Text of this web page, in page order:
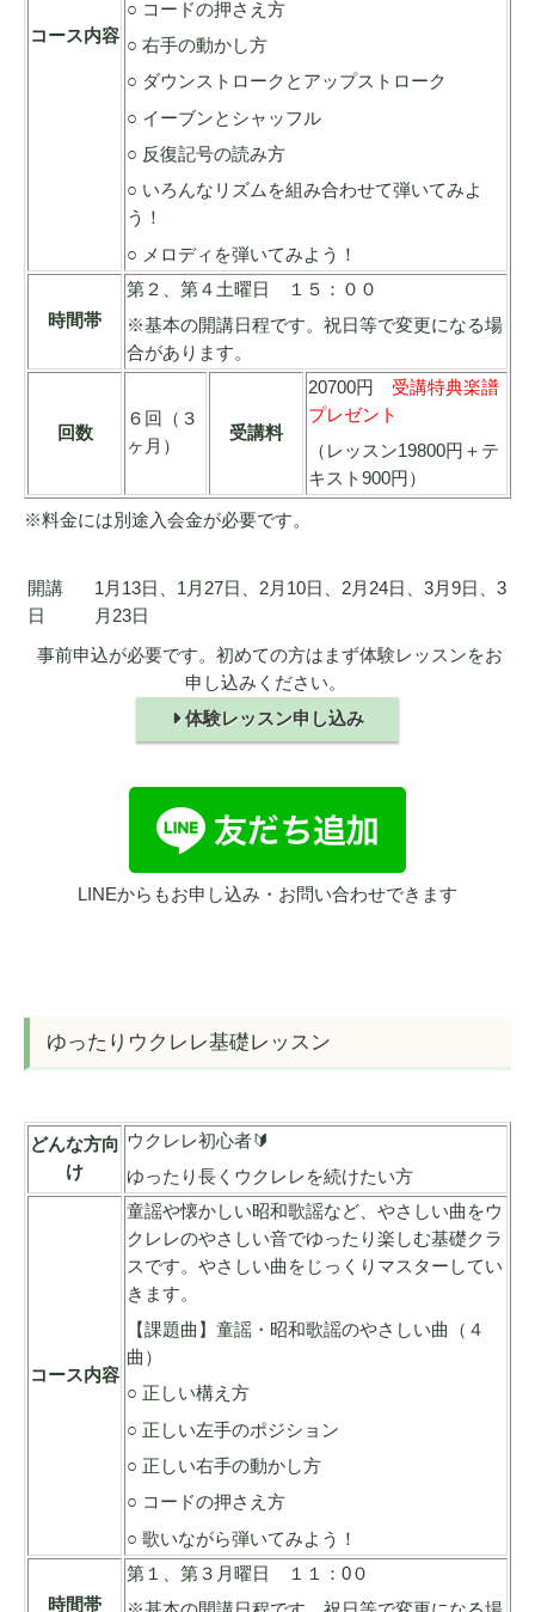
コース内容
○ コードの押さえ方
○ 右手の動かし方
○ ダウンストロークとアップストローク
○ イーブンとシャッフル
○ 反復記号の読み方
○ いろんなリズムを組み合わせて弾いてみよ
う！
○ メロディを弾いてみよう！
時間帯
第２、第４土曜日 １５：００
※基本の開講日程です。祝日等で変更になる場
合があります。
回数
６回（３
ヶ月）
受講料
20700円 受講特典楽譜
プレゼント
（レッスン19800円＋テ
キスト900円）
※料金には別途入会金が必要です。
開講
日
1月13日、1月27日、2月10日、2月24日、3月9日、3
月23日
事前申込が必要です。初めての方はまず体験レッスンをお
申し込みください。
体験レッスン申し込み
LINEからもお申し込み・お問い合わせできます
ゆったりウクレレ基礎レッスン
どんな方向
け
ウクレレ初心者🔰
ゆったり長くウクレレを続けたい方
コース内容
童謡や懐かしい昭和歌謡など、やさしい曲をウ
クレレのやさしい音でゆったり楽しむ基礎クラ
スです。やさしい曲をじっくりマスターしてい
きます。
【課題曲】童謡・昭和歌謡のやさしい曲（４
曲）
○ 正しい構え方
○ 正しい左手のポジション
○ 正しい右手の動かし方
○ コードの押さえ方
○ 歌いながら弾いてみよう！
時間帯
第１、第３月曜日 １１：0０